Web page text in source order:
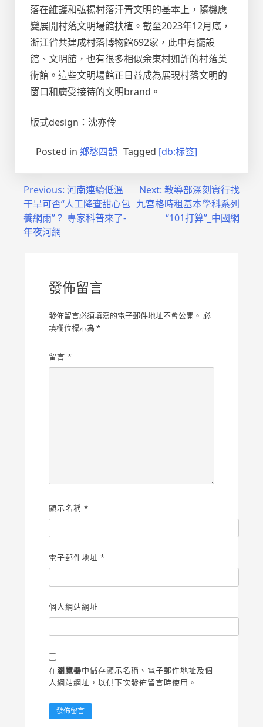
落在維護和弘揚村落汗青文明的基本上，隨機應
變展開村落文明場館扶植。截至2023年12月底，
浙江省共建成村落博物館692家，此中有擺設
館、文明館，也有很多相似余東村如許的村落美
術館。這些文明場館正日益成為展現村落文明的
窗口和廣受接待的文明brand。
版式design：沈亦伶
Posted in 鄉愁四韻 Tagged [db:标签]
Previous: 河南連續低溫
干旱可否“人工降查甜心包
養網雨”？ 專家科普來了-
年夜河網
Next: 教導部深刻實行找
九宮格時租基本學科系列
“101打算”_中國網
發佈留言
發佈留言必須填寫的電子郵件地址不會公開。 必
填欄位標示為 *
留言 *
顯示名稱 *
電子郵件地址 *
個人網站網址
在瀏覽器中儲存顯示名稱、電子郵件地址及個
人網站網址，以供下次發佈留言時使用。